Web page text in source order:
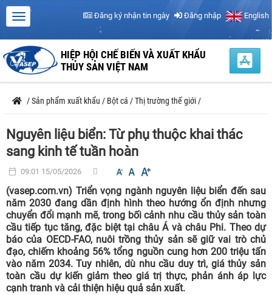
Đăng ký nhận tin ngày Đăng nhập English
HIỆP HỘI CHẾ BIẾN VÀ XUẤT KHẨU
THỦY SẢN VIỆT NAM
/Sản phẩm xuất khẩu / Bột cá /Thị trường thế giới /
Nguyên liệu biển: Từ phụ thuộc khai thác
sang kinh tế tuần hoàn
09:01 15/05/2026
(vasep.com.vn) Triển vọng ngành nguyên liệu biển đến sau
năm 2030 đang dần định hình theo hướng ổn định nhưng
chuyển đổi mạnh mẽ, trong bối cảnh nhu cầu thủy sản toàn
cầu tiếp tục tăng, đặc biệt tại châu Á và châu Phi. Theo dự
báo của OECD-FAO, nuôi trồng thủy sản sẽ giữ vai trò chủ
đạo, chiếm khoảng 56% tổng nguồn cung hơn 200 triệu tấn
vào năm 2034. Tuy nhiên, dù nhu cầu duy trì, giá thủy sản
toàn cầu dự kiến giảm theo giá trị thực, phản ánh áp lực
cạnh tranh và cải thiện hiệu quả sản xuất.